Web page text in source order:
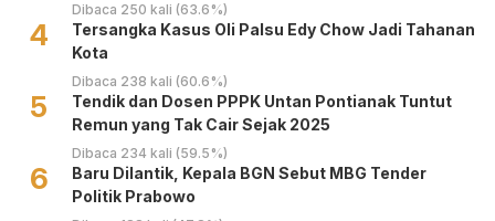
Dibaca 250 kali (63.6%)
4
Tersangka Kasus Oli Palsu Edy Chow Jadi Tahanan
Kota
Dibaca 238 kali (60.6%)
5
Tendik dan Dosen PPPK Untan Pontianak Tuntut
Remun yang Tak Cair Sejak 2025
Dibaca 234 kali (59.5%)
6
Baru Dilantik, Kepala BGN Sebut MBG Tender
Politik Prabowo